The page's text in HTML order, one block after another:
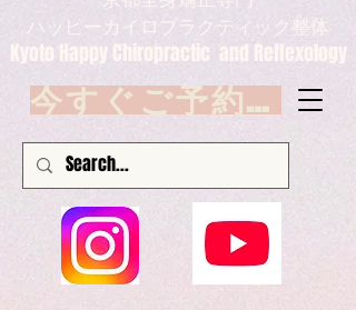
ハッピーカイロプラクティック整体
Kyoto Happy Chiropractic and Reflexology
今すぐご予約 Book now